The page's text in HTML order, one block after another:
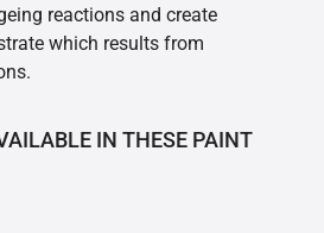
reactions and create
which results from
IN THESE PAINT